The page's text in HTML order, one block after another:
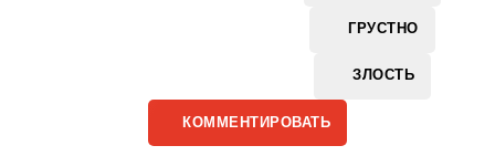
ГРУСТНО
ЗЛОСТЬ
КОММЕНТИРОВАТЬ